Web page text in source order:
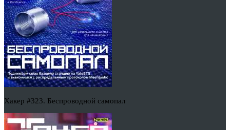
Хакер #323. Беспроводной самопал